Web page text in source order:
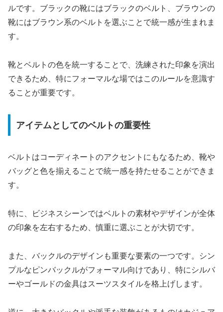
ルです。ブラックの靴にはブラックのベルト、ブラウンの
靴にはブラウン系のベルトを選ぶことで統一感が生まれま
す。
靴とベルトの色を統一することで、洗練された印象を演出
できるため、特にフォーマルな場ではこのルールを意識す
ることが重要です。
アイテムとしてのベルトの重要性
ベルトはコーディネートのアクセントにもなるため、靴や
バッグと色を揃えることで統一感を持たせることができま
す。
特に、ビジネスシーンではベルトの素材やデザインが全体
の印象を左右するため、慎重に選ぶことが大切です。
また、バックルのデザインも重要な要素の一つです。シン
プルなピンバックルがフォーマル向けであり、特にシルバ
ーやゴールドの金具はスーツスタイルを格上げします。